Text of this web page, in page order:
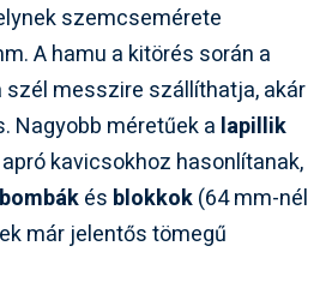
szemcsemérete
A hamu a kitörés során a
szél messzire szállíthatja, akár
Nagyobb méretűek a lapillik
kavicsokhoz hasonlítanak,
és blokkok(64 mm-nél
már jelentős tömegű